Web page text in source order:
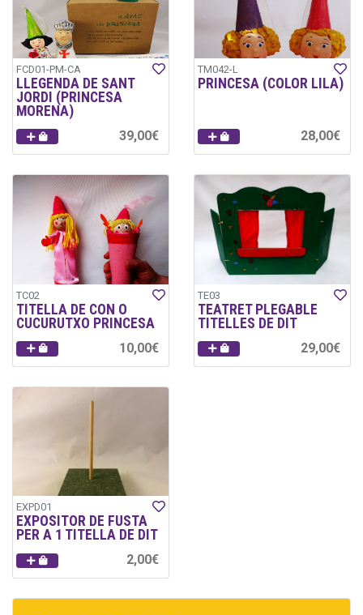
FCD01-PM-CA
LLEGENDA DE SANT
JORDI (PRINCESA
MORENA)
39,00€
TM042-L
PRINCESA (COLOR LILA)
28,00€
TC02
TITELLA DE CON O
CUCURUTXO PRINCESA
10,00€
TE03
TEATRET PLEGABLE
TITELLES DE DIT
29,00€
EXPD01
EXPOSITOR DE FUSTA
PER A 1 TITELLA DE DIT
2,00€